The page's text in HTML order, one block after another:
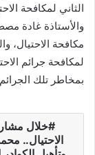
الثاني لمكافحة
والأستاذة غادة
مكافحة الاحتيال،
لمكافحة جرائم
بمخاطر تلك
خلال
الاحتيال..